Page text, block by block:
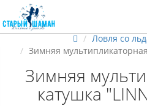
Ловля со
Зимняя
Зимняя
катушка